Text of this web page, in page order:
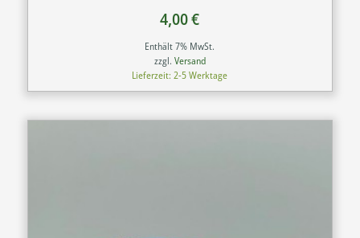
4,00€
Enthält 7% MwSt.
zzgl. Versand
Lieferzeit: 2-5 Werktage